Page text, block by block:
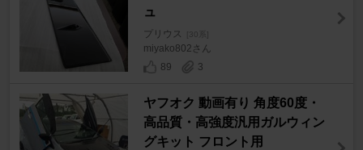
ュ
プリウス [30系]
miyako802さん
89
3
ヤフオク 動画有り 角度60度・
高品質・高強度汎用ガルウィン
グキット フロント用